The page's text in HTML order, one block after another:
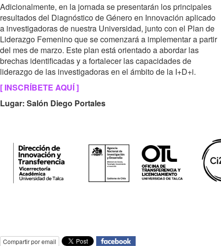
Adicionalmente, en la jornada se presentarán los principales
resultados del Diagnóstico de Género en Innovación aplicado
a investigadoras de nuestra Universidad, junto con el Plan de
Liderazgo Femenino que se comenzará a implementar a partir
del mes de marzo. Este plan está orientado a abordar las
brechas identificadas y a fortalecer las capacidades de
liderazgo de las investigadoras en el ámbito de la I+D+i.
[ INSCRÍBETE AQUÍ ]
Lugar: Salón Diego Portales
Compartir por email